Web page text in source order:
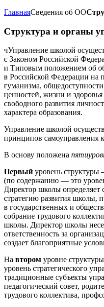
ГлавнаяСведения об ОО
Структура и органы
чУправление школой
с Законом Российской
и Типовым положением об
в Российской Федерации на
гуманизма,
ценностей, жизни и
свободного развития
характера образования.
Управление школой
принципов самоуправления
В основу положена
Первый уровень структуры
(по содержанию — это
Директор школы
стратегию развития школы,
в государственных и
собрание трудового
школы. Директор школы
ответственность за
создает благоприятные
На втором уровне
уровень стратегического
традиционные субъекты
педагогический совет,
трудового коллектива,